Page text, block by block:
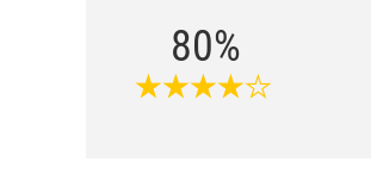
80%